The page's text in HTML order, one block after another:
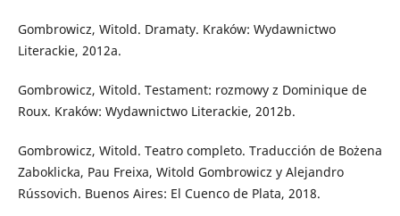
Gombrowicz, Witold. Dramaty. Kraków: Wydawnictwo
Literackie, 2012a.
Gombrowicz, Witold. Testament: rozmowy z Dominique de
Roux. Kraków: Wydawnictwo Literackie, 2012b.
Gombrowicz, Witold. Teatro completo. Traducción de Bożena
Zaboklicka, Pau Freixa, Witold Gombrowicz y Alejandro
Rússovich. Buenos Aires: El Cuenco de Plata, 2018.